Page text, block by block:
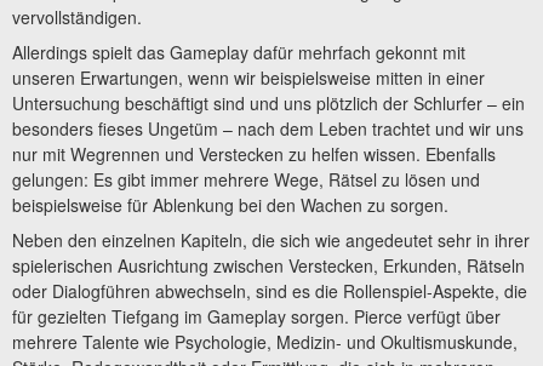
vervollständigen.
Allerdings spielt das Gameplay dafür mehrfach gekonnt mit
unseren Erwartungen, wenn wir beispielsweise mitten in einer
Untersuchung beschäftigt sind und uns plötzlich der Schlurfer – ein
besonders fieses Ungetüm – nach dem Leben trachtet und wir uns
nur mit Wegrennen und Verstecken zu helfen wissen. Ebenfalls
gelungen: Es gibt immer mehrere Wege, Rätsel zu lösen und
beispielsweise für Ablenkung bei den Wachen zu sorgen.
Neben den einzelnen Kapiteln, die sich wie angedeutet sehr in ihrer
spielerischen Ausrichtung zwischen Verstecken, Erkunden, Rätseln
oder Dialogführen abwechseln, sind es die Rollenspiel-Aspekte, die
für gezielten Tiefgang im Gameplay sorgen. Pierce verfügt über
mehrere Talente wie Psychologie, Medizin- und Okultismuskunde,